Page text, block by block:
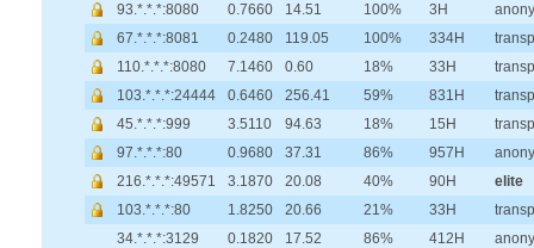
93.*.*.*:8080
0.7660 14.51 100% 3H
67.*.*.*:8081
0.2480 119.05 100% 334H
110.*.*.*:8080
7.1460 0.60 18% 33H
103.*.*.*:24444
0.6460 256.41 59% 831H
45.*.*.*:999
3.5110 94.63 18% 15H
97.*.*.*:80
0.9680 37.31 86% 957H
216.*.*.*:49571
3.1870 20.08 40% 90H
elite
103.*.*.*:80
1.8250 20.66 21% 33H
34.*.*.*:3129
0.1820 17.52 86% 412H